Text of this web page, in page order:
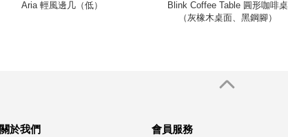
Aria 輕風邊几（低）
Blink Coffee Table 圓形咖啡桌
（灰橡木桌面、黑鋼腳）
關於我們 會員服務